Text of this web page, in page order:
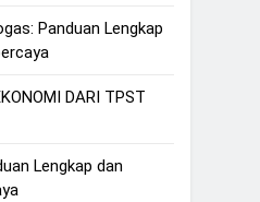
Panduan Lengkap
DARI TPST
Lengkap dan